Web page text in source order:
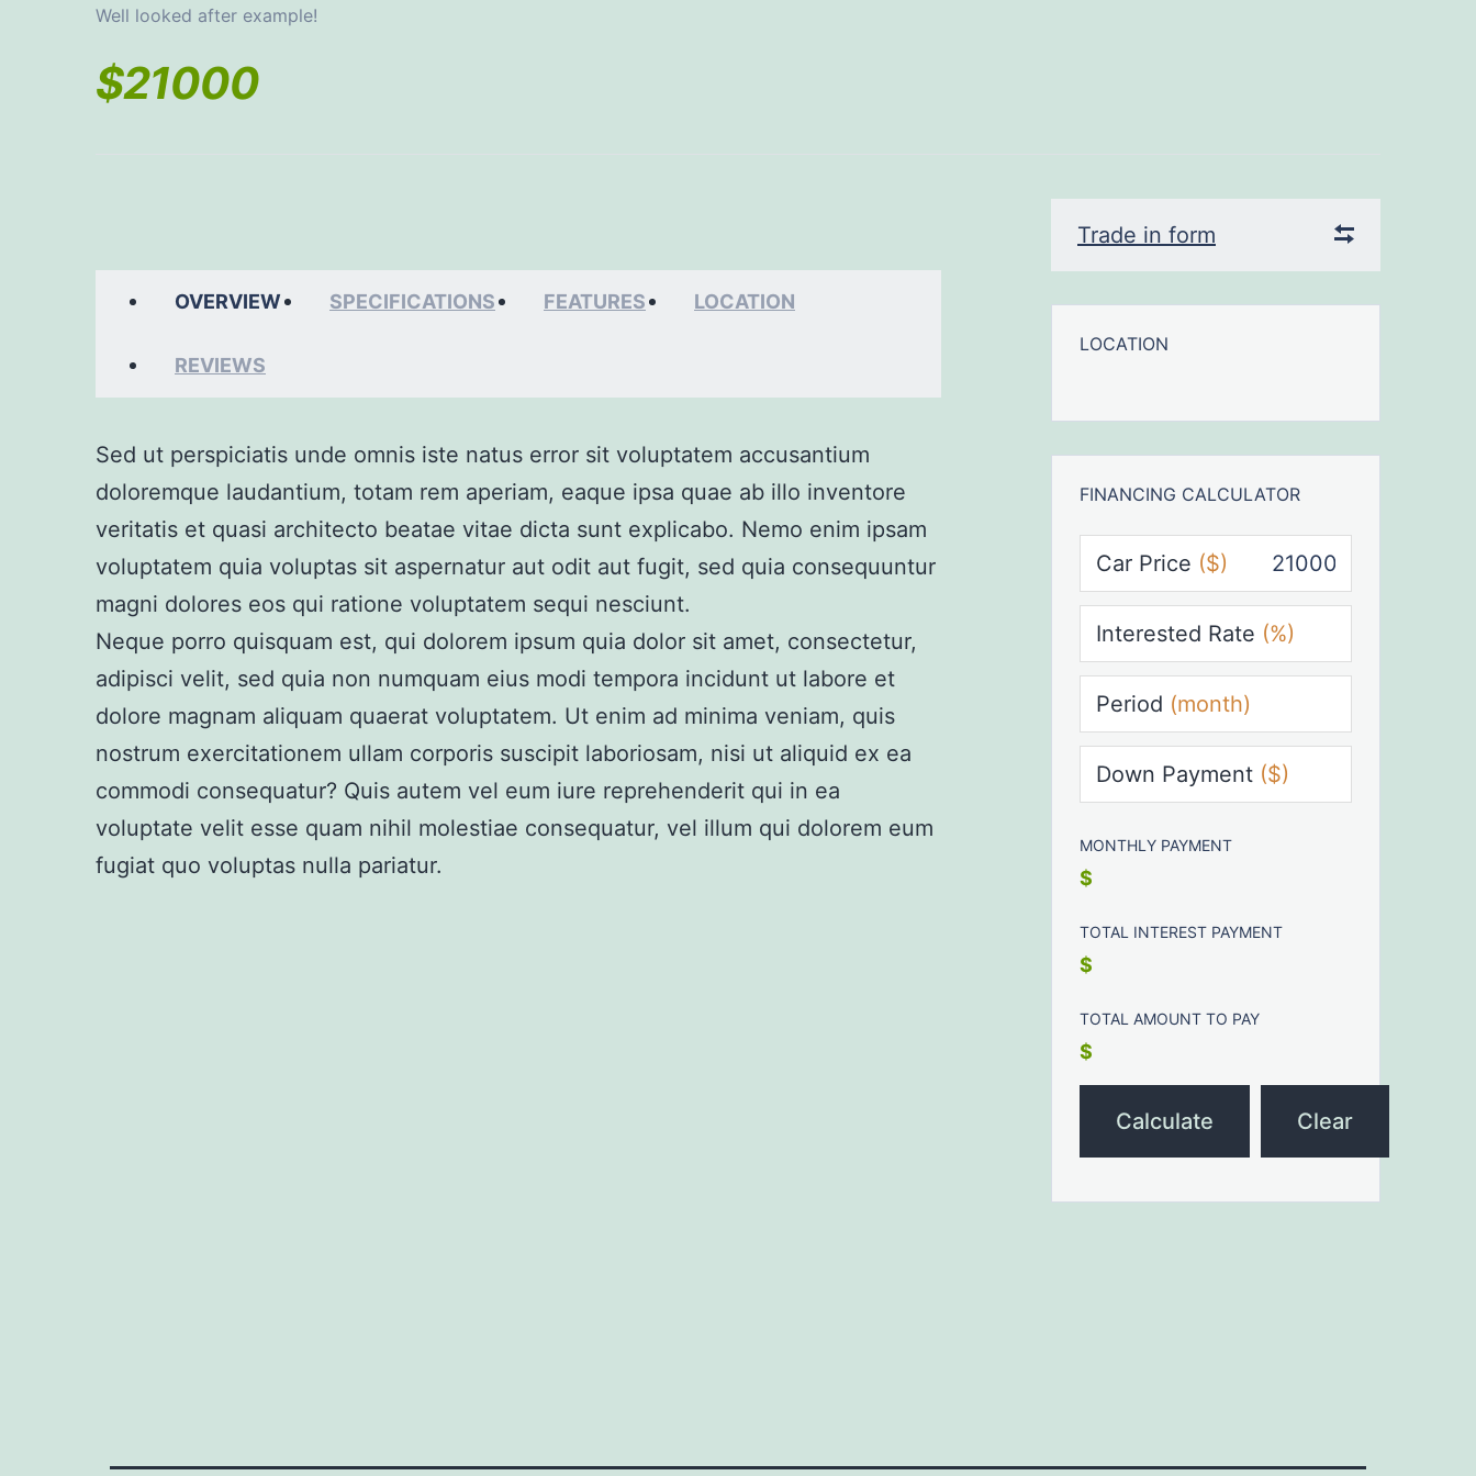
Well looked after example!
$21000
OVERVIEW SPECIFICATIONS FEATURES LOCATION
REVIEWS
Sed ut perspiciatis unde omnis iste natus error sit voluptatem accusantium
doloremque laudantium, totam rem aperiam, eaque ipsa quae ab illo inventore
veritatis et quasi architecto beatae vitae dicta sunt explicabo. Nemo enim ipsam
voluptatem quia voluptas sit aspernatur aut odit aut fugit, sed quia consequuntur
magni dolores eos qui ratione voluptatem sequi nesciunt.
Neque porro quisquam est, qui dolorem ipsum quia dolor sit amet, consectetur,
adipisci velit, sed quia non numquam eius modi tempora incidunt ut labore et
dolore magnam aliquam quaerat voluptatem. Ut enim ad minima veniam, quis
nostrum exercitationem ullam corporis suscipit laboriosam, nisi ut aliquid ex ea
commodi consequatur? Quis autem vel eum iure reprehenderit qui in ea
voluptate velit esse quam nihil molestiae consequatur, vel illum qui dolorem eum
fugiat quo voluptas nulla pariatur.
Trade in form
LOCATION
FINANCING CALCULATOR
Car Price ($)
Interested Rate (%)
Period (month)
Down Payment ($)
MONTHLY PAYMENT
$
TOTAL INTEREST PAYMENT
$
TOTAL AMOUNT TO PAY
$
Calculate Clear